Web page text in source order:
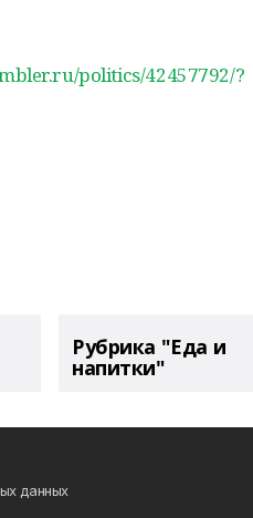
politics/42457792/?
Рубрика "Еда и
напитки"
данных